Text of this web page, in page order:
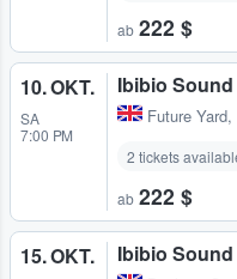
ab 222 $
10. OKT.
SA
7:00 PM
Ibibio
Future Yard,
2 tickets
ab 222 $
15. OKT. Ibibio